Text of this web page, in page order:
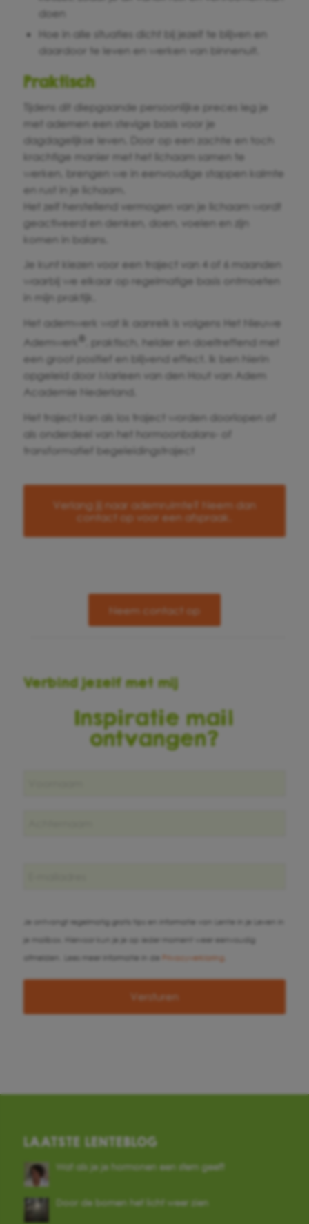
doen
Hoe in alle situaties dicht bij jezelf te blijven en
daardoor te leven en werken van binnenuit.
Praktisch
Tijdens dit diepgaande persoonlijke preces leg je
met ademen een stevige basis voor je
dagdagelijkse leven. Door op een zachte en toch
krachtige manier met het lichaam samen te
werken, brengen we in eenvoudige stappen kalmte
en rust in je lichaam.
Het zelf herstellend vermogen van je lichaam wordt
geactiveerd en denken, doen, voelen en zijn
komen in balans.
Je kunt kiezen voor een traject van 4 of 6 maanden
waarbij we elkaar op regelmatige basis ontmoeten
in mijn praktijk.
Het ademwerk wat ik aanreik is volgens Het Nieuwe
Ademwerk
, praktisch, helder en doeltreffend met
een groot positief en blijvend effect. Ik ben hierin
opgeleid door Marleen van den Hout van Adem
Academie Nederland.
Het traject kan als los traject worden doorlopen of
als onderdeel van het hormoonbalans- of
transformatief begeleidingstraject
Verlang jij naar ademruimte? Neem dan
contact op voor een afspraak.
Neem contact op
Verbind jezelf met mij
Inspiratie mail
ontvangen?
Je ontvangt regelmatig gratis tips en informatie van Lente in je Leven in
je mailbox. Hiervoor kun je je op ieder moment weer eenvoudig
afmelden.
Lees meer informatie in de Privacyverklaring
LAATSTE LENTEBLOG
Wat als je je hormonen een stem geeft
Door de bomen het licht weer zien